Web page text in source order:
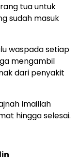
tua untuk
sudah masuk
waspada setiap
mengambil
dari penyakit
Imaillah
hingga selesai.